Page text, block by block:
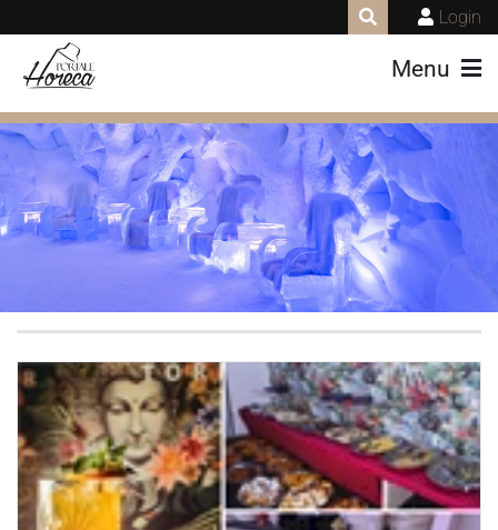
Login
Menu